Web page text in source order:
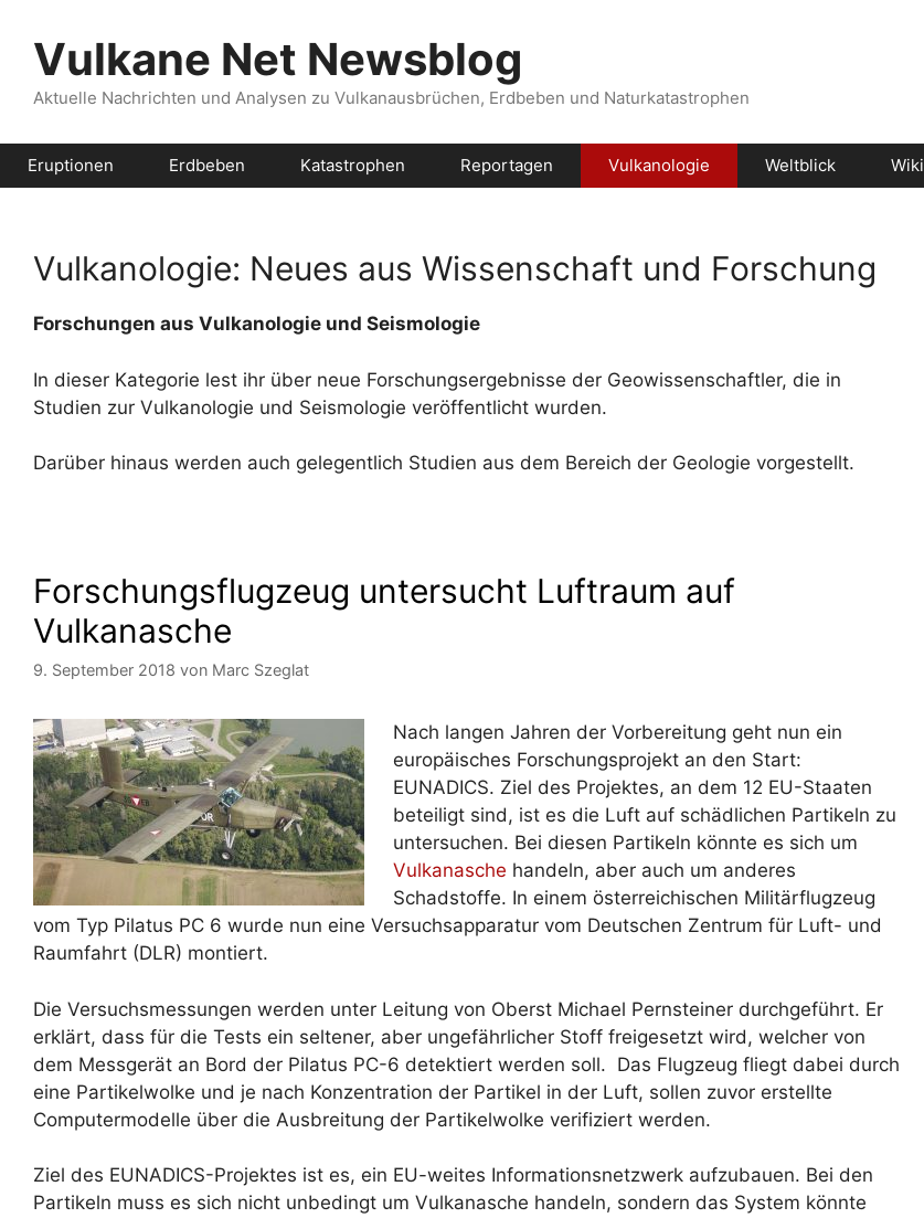
Inhalt
springenVulkane Net Newsblog
Aktuelle Nachrichten und Analysen zu Vulkanausbrüchen, Erdbeben und Naturkatastrophen
Eruptionen Erdbeben Katastrophen Reportagen Vulkanologie Weltblick Wiki
Vulkanologie: Neues aus Wissenschaft und Forschung
Forschungen aus Vulkanologie und Seismologie
In dieser Kategorie lest ihr über neue Forschungsergebnisse der Geowissenschaftler, die in
Studien zur Vulkanologie und Seismologie veröffentlicht wurden.
Darüber hinaus werden auch gelegentlich Studien aus dem Bereich der Geologie vorgestellt.
Forschungsflugzeug untersucht Luftraum auf
Vulkanasche
9. September 2018 von Marc Szeglat
Nach langen Jahren der Vorbereitung geht nun ein
europäisches Forschungsprojekt an den Start:
EUNADICS. Ziel des Projektes, an dem 12 EU-Staaten
beteiligt sind, ist es die Luft auf schädlichen Partikeln zu
untersuchen. Bei diesen Partikeln könnte es sich um
Vulkanasche handeln, aber auch um anderes
Schadstoffe. In einem österreichischen Militärflugzeug
vom Typ Pilatus PC 6 wurde nun eine Versuchsapparatur vom Deutschen Zentrum für Luft- und
Raumfahrt (DLR) montiert.
Die Versuchsmessungen werden unter Leitung von Oberst Michael Pernsteiner durchgeführt. Er
erklärt, dass für die Tests ein seltener, aber ungefährlicher Stoff freigesetzt wird, welcher von
dem Messgerät an Bord der Pilatus PC-6 detektiert werden soll. Das Flugzeug fliegt dabei durch
eine Partikelwolke und je nach Konzentration der Partikel in der Luft, sollen zuvor erstellte
Computermodelle über die Ausbreitung der Partikelwolke verifiziert werden.
Ziel des EUNADICS-Projektes ist es, ein EU-weites Informationsnetzwerk aufzubauen. Bei den
Partikeln muss es sich nicht unbedingt um Vulkanasche handeln, sondern das System könnte